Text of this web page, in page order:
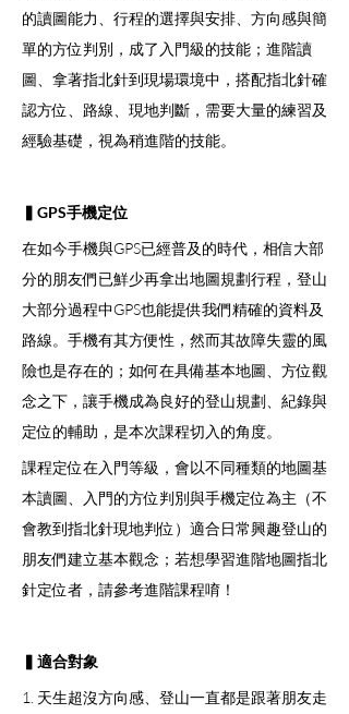
的讀圖能力、行程的選擇與安排、方向感與簡
單的方位判別，成了入門級的技能；進階讀
圖、拿著指北針到現場環境中，搭配指北針確
認方位、路線、現地判斷，需要大量的練習及
經驗基礎，視為稍進階的技能。
▍GPS手機定位
在如今手機與GPS已經普及的時代，相信大部
分的朋友們已鮮少再拿出地圖規劃行程，登山
大部分過程中GPS也能提供我們精確的資料及
路線。手機有其方便性，然而其故障失靈的風
險也是存在的；如何在具備基本地圖、方位觀
念之下，讓手機成為良好的登山規劃、紀錄與
定位的輔助，是本次課程切入的角度。
課程定位在入門等級，會以不同種類的地圖基
本讀圖、入門的方位判別與手機定位為主（不
會教到指北針現地判位）適合日常興趣登山的
朋友們建立基本觀念；若想學習進階地圖指北
針定位者，請參考進階課程唷！
▍適合對象
1. 天生超沒方向感、登山一直都是跟著朋友走